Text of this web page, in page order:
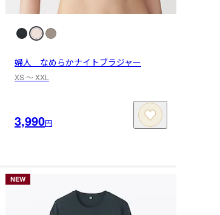
婦人 なめらかナイトブラジャー
XS 〜 XXL
3,990円
NEW